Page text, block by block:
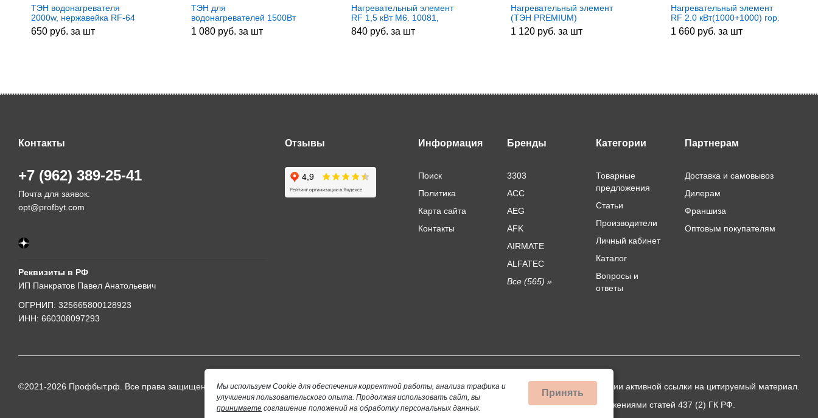
ТЭН водонагревателя
2000w, нержавейка RF-64
20043, зам.182503,
ТЕРМЕКС-066053,
650 руб. за шт
ТЭН для
водонагревателей 1500Вт
M6 10083, 3170122, зам.
3532631
1 080 руб. за шт
Нагревательный элемент
RF 1,5 кВт M6. 10081,
4071389193
840 руб. за шт
Нагревательный элемент
(ТЭН PREMIUM)
водонагревателя
1500w+1000w t.3401610,
1 120 руб. за шт
Нагревательный элемент
RF 2.0 кВт(1000+1000) гор.
M6. 10124
1 660 руб. за шт
Контакты
+7 (962) 389-25-41
Почта для заявок:
opt@profbyt.com
Реквизиты в РФ
ИП Панкратов Павел Анатольевич
ОГРНИП: 325665800128923
ИНН: 660308097293
Отзывы Информация
Поиск
Политика
Карта сайта
Контакты
Бренды
3303
ACC
AEG
AFK
AIRMATE
ALFATEC
Все (565) »
Категории
Товарные
предложения
Статьи
Производители
Личный кабинет
Каталог
Вопросы и
ответы
Партнерам
Доставка и самовывоз
Дилерам
Франшиза
Оптовым покупателям
©2021-2026 Профбыт.рф. Все права защищены.
Использование материалов сайта допускается только при публикации активной ссылки на цитируемый материал.
Данный сайт не является публичной офертой, определяемой положениями статей 437 (2) ГК РФ.
Мы используем Cookie для обеспечения корректной работы, анализа трафика и
улучшения пользовательского опыта. Продолжая использовать сайт, вы
принимаете соглашение положений на обработку персональных данных.
Принять